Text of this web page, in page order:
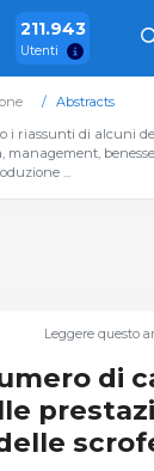
211.943
Utenti
Abstracts
i riassunti di alcuni
...
Leggere questo
di